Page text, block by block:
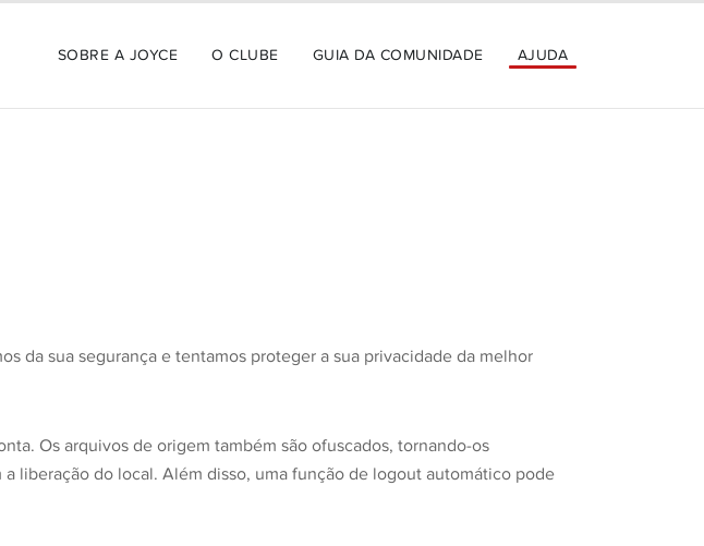
SOBRE A JOYCE O CLUBE GUIA DA COMUNIDADE AJUDA
da sua segurança e tentamos proteger a sua privacidade da melhor
Os arquivos de origem também são ofuscados, tornando-os
liberação do local. Além disso, uma função de logout automático pode